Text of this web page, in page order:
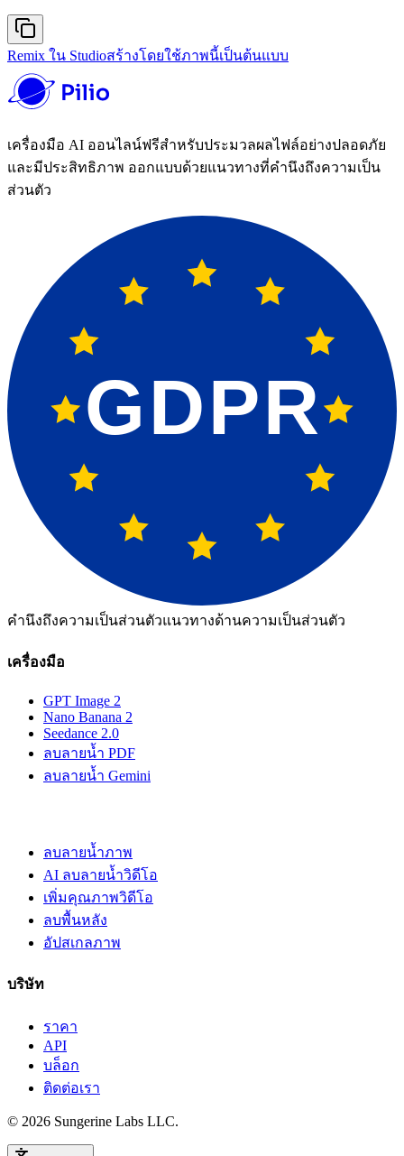
Remix ใน Studioสร้างโดยใช้ภาพนี้เป็นต้นแบบ
เครื่องมือ AI ออนไลน์ฟรีสำหรับประมวลผลไฟล์อย่างปลอดภัย
และมีประสิทธิภาพ ออกแบบด้วยแนวทางที่คำนึงถึงความเป็น
ส่วนตัว
GDPR
คำนึงถึงความเป็นส่วนตัวแนวทางด้านความเป็นส่วนตัว
เครื่องมือ
GPT Image 2
Nano Banana 2
Seedance 2.0
ลบลายน้ำ PDF
ลบลายน้ำ Gemini
ลบลายน้ำภาพ
AI ลบลายน้ำวิดีโอ
เพิ่มคุณภาพวิดีโอ
ลบพื้นหลัง
อัปสเกลภาพ
บริษัท
ราคา
API
บล็อก
ติดต่อเรา
© 2026 Sungerine Labs LLC.